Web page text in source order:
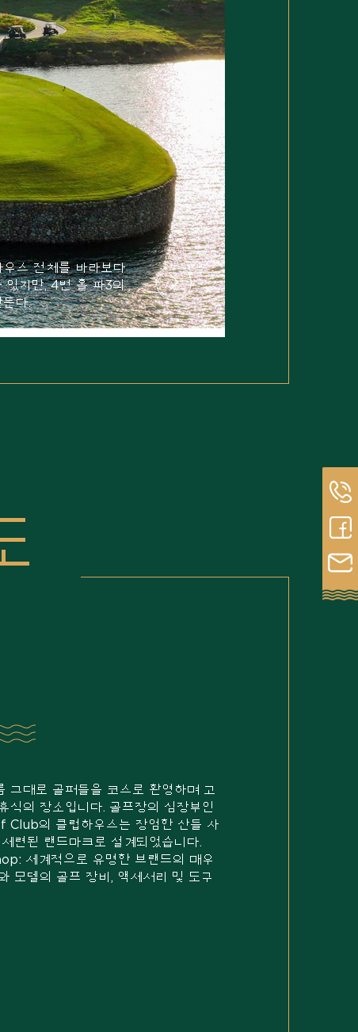
하우스 전체를 바라보다
가 있지만, 4번 홀 파3의
만든다.
그대로 골퍼들을 코스로 환영하며 고
식의 장소입니다. 골프장의 심장부인
의 클럽하우스는 장엄한 산들 사
련된 랜드마크로 설계되었습니다.
세계적으로 유명한 브랜드의 매우
모델의 골프 장비, 액세서리 및 도구